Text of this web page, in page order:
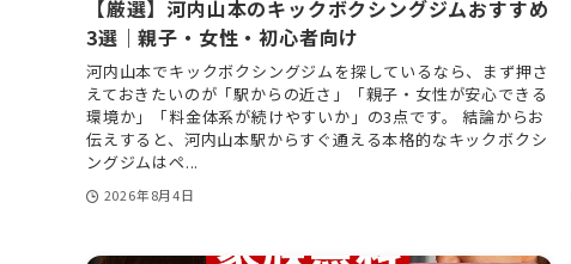
【厳選】河内山本のキックボクシングジムおすすめ
3選｜親子・女性・初心者向け
河内山本でキックボクシングジムを探しているなら、まず押さ
えておきたいのが「駅からの近さ」「親子・女性が安心できる
環境か」「料金体系が続けやすいか」の3点です。 結論からお
伝えすると、河内山本駅からすぐ通える本格的なキックボクシ
ングジムはペ...
2026年8月4日